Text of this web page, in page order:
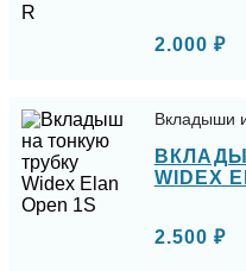
2.000 ₽
Вкладыши
WIDEX
2.500 ₽